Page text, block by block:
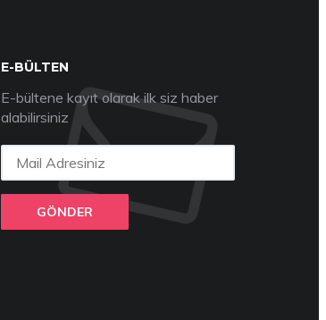
E-BÜLTEN
E-bültene kayıt olarak ilk siz haber
alabilirsiniz
GÖNDER